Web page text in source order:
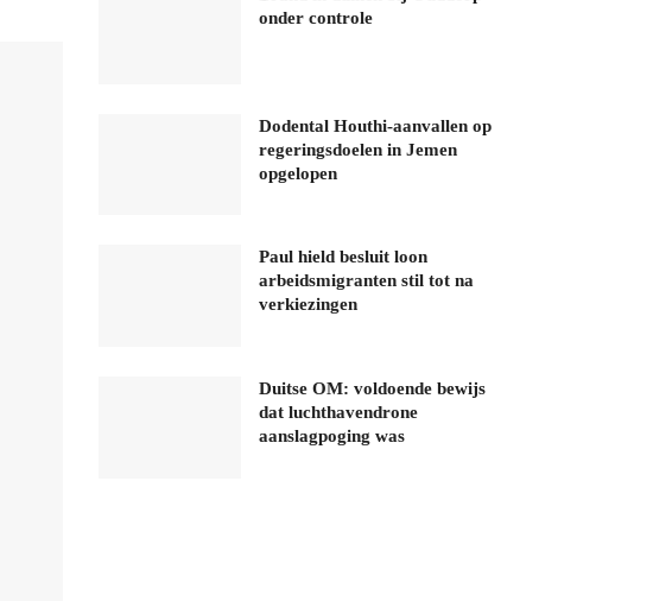
onder controle
Dodental Houthi-aanvallen op
regeringsdoelen in Jemen
opgelopen
Paul hield besluit loon
arbeidsmigranten stil tot na
verkiezingen
Duitse OM: voldoende bewijs
dat luchthavendrone
aanslagpoging was